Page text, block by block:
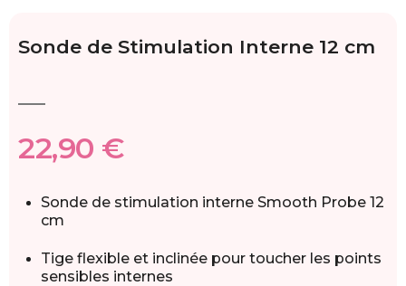
Sonde de Stimulation Interne 12 cm
22,90 €
Sonde de stimulation interne Smooth Probe 12
cm
Tige flexible et inclinée pour toucher les points
sensibles internes